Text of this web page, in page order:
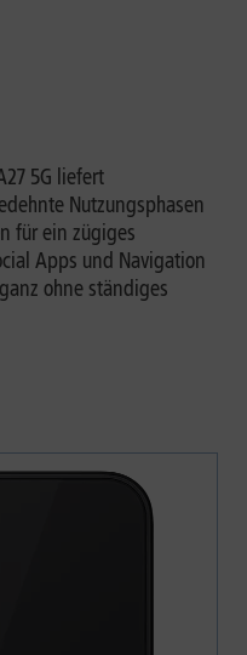
5G liefert
Nutzungsphasen
für ein zügiges
Apps und Navigation
ohne ständiges